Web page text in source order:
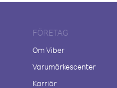
FÖRETAG
Om Viber
Varumärkescenter
Karriär